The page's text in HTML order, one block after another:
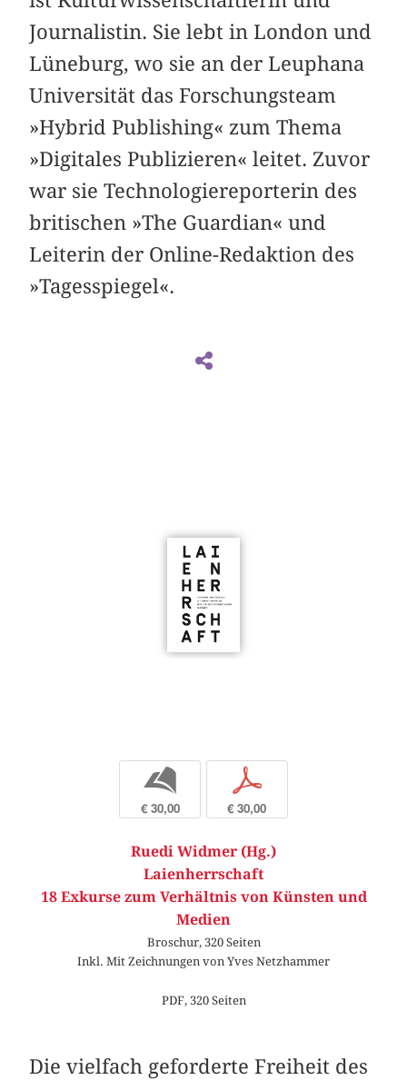
Journalistin. Sie lebt in London und
Lüneburg, wo sie an der Leuphana
Universität das Forschungsteam
»Hybrid Publishing« zum Thema
»Digitales Publizieren« leitet. Zuvor
war sie Technologiereporterin des
britischen »The Guardian« und
Leiterin der Online-Redaktion des
»Tagesspiegel«.
b
€ 30,00
p
€ 30,00
Ruedi Widmer (Hg.)
Laienherrschaft
18 Exkurse zum Verhältnis von Künsten und
Medien
Broschur, 320 Seiten
Inkl. Mit Zeichnungen von Yves Netzhammer
PDF, 320 Seiten
Die vielfach geforderte Freiheit des